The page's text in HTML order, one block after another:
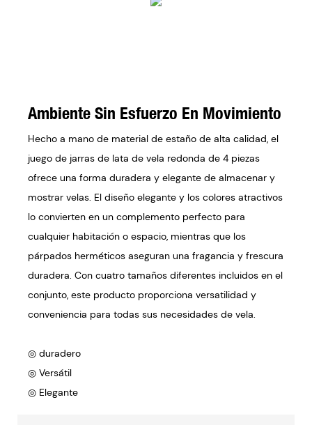
Ambiente Sin Esfuerzo En Movimiento
Hecho a mano de material de estaño de alta calidad, el
juego de jarras de lata de vela redonda de 4 piezas
ofrece una forma duradera y elegante de almacenar y
mostrar velas. El diseño elegante y los colores atractivos
lo convierten en un complemento perfecto para
cualquier habitación o espacio, mientras que los
párpados herméticos aseguran una fragancia y frescura
duradera. Con cuatro tamaños diferentes incluidos en el
conjunto, este producto proporciona versatilidad y
conveniencia para todas sus necesidades de vela.
◎ duradero
◎ Versátil
◎ Elegante